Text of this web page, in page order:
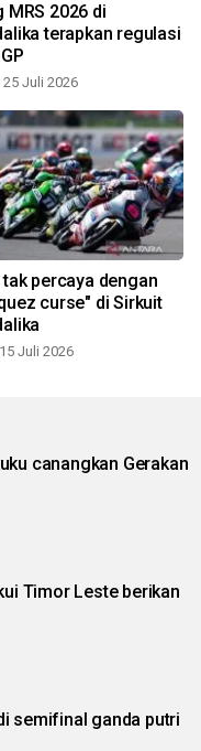
MRS 2026 di
terapkan regulasi
Juli 2026
tak percaya dengan
curse" di Sirkuit
Juli 2026
canangkan Gerakan
Timor Leste berikan
semifinal ganda putri